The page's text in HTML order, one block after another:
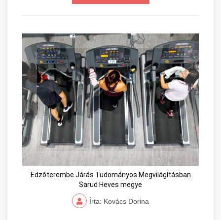
Edzőterembe Járás Tudományos Megvilágításban
Sarud Heves megye
Írta: Kovács Dorina